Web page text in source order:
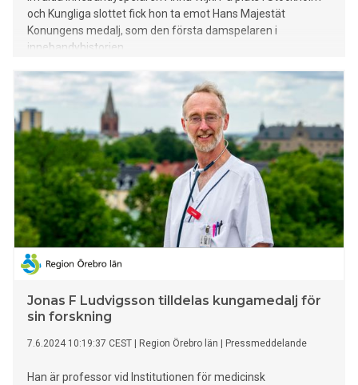
och Kungliga slottet fick hon ta emot Hans Majestät
Konungens medalj, som den första damspelaren i
innebandyhistorien.
Jonas F Ludvigsson tilldelas kungamedalj för
sin forskning
7.6.2024 10:19:37 CEST Region Örebro län Pressmeddelande
Han är professor vid Institutionen för medicinsk